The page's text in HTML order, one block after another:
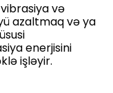
və
azaltmaq və ya
enerjisini
işləyir.